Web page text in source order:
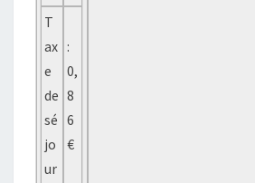
T
ax
e
de
sé
jo
ur
:
0,
8
6
€